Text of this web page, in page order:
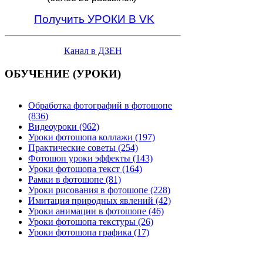
Получить УРОКИ В VK
Канал в ДЗЕН
ОБУЧЕНИЕ (УРОКИ)
Обработка фотографий в фотошопе
(836)
Видеоуроки (962)
Уроки фотошопа коллажи (197)
Практические советы (254)
Фотошоп уроки эффекты (143)
Уроки фотошопа текст (164)
Рамки в фотошопе (81)
Уроки рисования в фотошопе (228)
Имитация природных явлений (42)
Уроки анимации в фотошопе (46)
Уроки фотошопа текстуры (26)
Уроки фотошопа графика (17)